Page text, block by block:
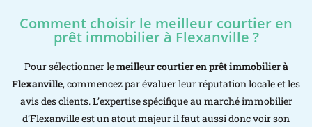
Comment choisir le meilleur courtier en
prêt immobilier à Flexanville ?
Pour sélectionner lemeilleur courtier en prêt immobilier à
Flexanville, commencez par évaluer leur réputation locale et les
avis des clients. L’expertise spécifique au marché immobilier
d’Flexanville est un atout majeur il faut aussi donc voir son